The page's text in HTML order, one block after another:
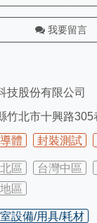
我要留言
技股份有限公司
竹北市十興路305
體 封裝測試
區 台灣中區
區
設備/用具/耗材